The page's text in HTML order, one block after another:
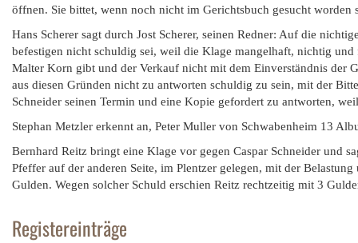
öffnen. Sie bittet, wenn noch nicht im Gerichtsbuch gesucht
Hans Scherer sagt durch Jost Scherer, seinen Redner: Auf die
befestigen nicht schuldig sei, weil die Klage mangelhaft, nichtig
Malter Korn gibt und der Verkauf nicht mit dem Einverständnis der
aus diesen Gründen nicht zu antworten schuldig zu sein, mit der
Schneider seinen Termin und eine Kopie gefordert zu antworten,
Stephan Metzler erkennt an, Peter Muller von Schwabenheim 13
Bernhard Reitz bringt eine Klage vor gegen Caspar Schneider und
Pfeffer auf der anderen Seite, im Plentzer gelegen, mit der
Gulden. Wegen solcher Schuld erschien Reitz rechtzeitig mit 3
Registereinträge